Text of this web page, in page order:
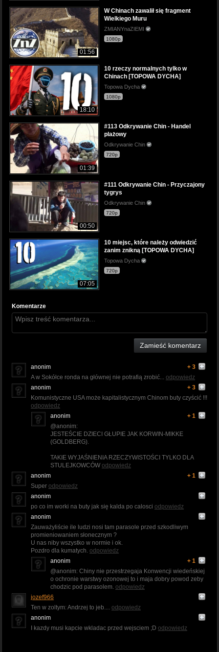
01:56
W Chinach zawalił się fragment
Wielkiego Muru
ZMIANYnaZIEMI
1080p
18:10
10 rzeczy normalnych tylko w
Chinach [TOPOWA DYCHA]
Topowa Dycha
1080p
01:39
#113 Odkrywanie Chin - Handel
plażowy
Odkrywanie Chin
720p
00:50
#111 Odkrywanie Chin - Przyczajony
tygrys
Odkrywanie Chin
720p
07:05
10 miejsc, które należy odwiedzić
zanim znikną [TOPOWA DYCHA]
Topowa Dycha
720p
Komentarze
Zamieść komentarz
anonim
+ 3
A w Sokółce ronda na głównej nie potrafią zrobić... odpowiedz
anonim
+ 3
Komunistyczne USA może kapitalistycznym Chinom buty czyścić !!!
odpowiedz
anonim
+ 1
@anonim:
JESTEŚCIE DZIECI GŁUPIE JAK KORWIN-MIKKE
(GOLDBERG).
TAKIE WYJAŚNIENIA RZECZYWISTOŚCI TYLKO DLA
STULEJKOWCÓW odpowiedz
anonim
+ 1
Super odpowiedz
anonim
po co im worki na buty jak się kalda po calosci odpowiedz
anonim
Zauważyliście ile ludzi nosi tam parasole przed szkodliwym
promieniowaniem słonecznym ?
U nas niby wszystko w normie i ok.
Pozdro dla kumatych. odpowiedz
anonim
+ 1
@anonim: Chiny nie przestrzegaja Konwencji wiedeńskiej
o ochronie warstwy ozonowej to i maja dobry powod zeby
chodzic pod parasolem. odpowiedz
jozef966
Ten w zoltym: Andrzej to jeb.... odpowiedz
anonim
I kazdy musi kapcie wkladac przed wejsciem ;D odpowiedz